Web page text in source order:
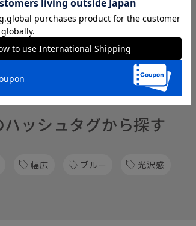
リから他の商品を探す
ギュラータイ
ハッシュタグから探す
幅広 ブルー 光沢感